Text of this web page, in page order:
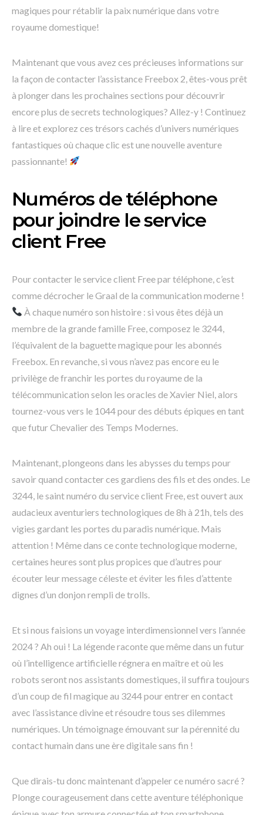
magiques pour rétablir la paix numérique dans votre
royaume domestique!
Maintenant que vous avez ces précieuses informations sur
la façon de contacter l’assistance Freebox 2, êtes-vous prêt
à plonger dans les prochaines sections pour découvrir
encore plus de secrets technologiques? Allez-y ! Continuez
à lire et explorez ces trésors cachés d’univers numériques
fantastiques où chaque clic est une nouvelle aventure
passionnante!
Numéros de téléphone
pour joindre le service
client Free
Pour contacter le service client Free par téléphone, c’est
comme décrocher le Graal de la communication moderne !
À chaque numéro son histoire : si vous êtes déjà un
membre de la grande famille Free, composez le 3244,
l’équivalent de la baguette magique pour les abonnés
Freebox. En revanche, si vous n’avez pas encore eu le
privilège de franchir les portes du royaume de la
télécommunication selon les oracles de Xavier Niel, alors
tournez-vous vers le 1044 pour des débuts épiques en tant
que futur Chevalier des Temps Modernes.
Maintenant, plongeons dans les abysses du temps pour
savoir quand contacter ces gardiens des fils et des ondes. Le
3244, le saint numéro du service client Free, est ouvert aux
audacieux aventuriers technologiques de 8h à 21h, tels des
vigies gardant les portes du paradis numérique. Mais
attention ! Même dans ce conte technologique moderne,
certaines heures sont plus propices que d’autres pour
écouter leur message céleste et éviter les files d’attente
dignes d’un donjon rempli de trolls.
Et si nous faisions un voyage interdimensionnel vers l’année
2024 ? Ah oui ! La légende raconte que même dans un futur
où l’intelligence artificielle régnera en maître et où les
robots seront nos assistants domestiques, il suffira toujours
d’un coup de fil magique au 3244 pour entrer en contact
avec l’assistance divine et résoudre tous ses dilemmes
numériques. Un témoignage émouvant sur la pérennité du
contact humain dans une ère digitale sans fin !
Que dirais-tu donc maintenant d’appeler ce numéro sacré ?
Plonge courageusement dans cette aventure téléphonique